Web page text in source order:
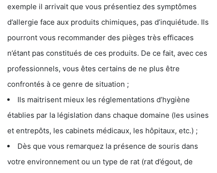
exemple il arrivait que vous présentiez des symptômes
d’allergie face aux produits chimiques, pas d’inquiétude. Ils
pourront vous recommander des pièges très efficaces
n’étant pas constitués de ces produits. De ce fait, avec ces
professionnels, vous êtes certains de ne plus être
confrontés à ce genre de situation ;
Ils maitrisent mieux les réglementations d’hygiène
établies par la législation dans chaque domaine (les usines
et entrepôts, les cabinets médicaux, les hôpitaux, etc.) ;
Dès que vous remarquez la présence de souris dans
votre environnement ou un type de rat (rat d’égout, de